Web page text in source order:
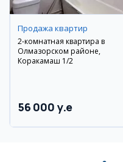
Продажа квартир
2-комнатная квартира в
Олмазорском районе,
Коракамаш 1/2
56 000 y.e